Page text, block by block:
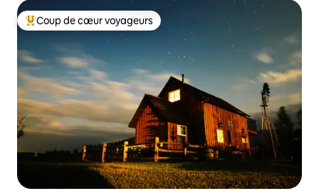
Coups de cœur voyageurs les plus appréciés
Coup de cœur voyageurs